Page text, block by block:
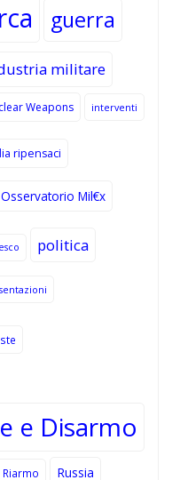
guerra
militare
Weapons interventi
ripensaci
Osservatorio Mil€x
politica
e Disarmo
Riarmo Russia